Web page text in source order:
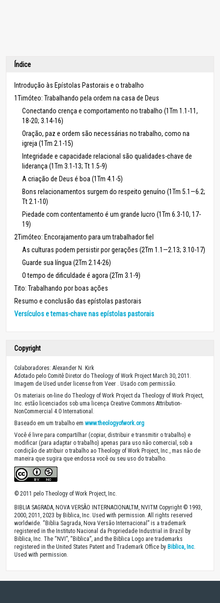
Índice
Introdução às Epístolas Pastorais e o trabalho
1Timóteo: Trabalhando pela ordem na casa de Deus
Conectando crença e comportamento no trabalho (1Tm 1.1-11,
18-20; 3.14-16)
Oração, paz e ordem são necessárias no trabalho, como na
igreja (1Tm 2.1-15)
Integridade e capacidade relacional são qualidades-chave de
liderança (1Tm 3.1-13; Tt 1.5-9)
A criação de Deus é boa (1Tm 4.1-5)
Bons relacionamentos surgem do respeito genuíno (1Tm 5.1—6.2;
Tt 2.1-10)
Piedade com contentamento é um grande lucro (1Tm 6.3-10, 17-
19)
2Timóteo: Encorajamento para um trabalhador fiel
As culturas podem persistir por gerações (2Tm 1.1—2.13; 3.10-17)
Guarde sua língua (2Tm 2.14-26)
O tempo de dificuldade é agora (2Tm 3.1-9)
Tito: Trabalhando por boas ações
Resumo e conclusão das epístolas pastorais
Versículos e temas-chave nas epístolas pastorais
Copyright
Colaboradores: Alexander N. Kirk
Adotado pelo Comitê Diretor do Theology of Work Project March 30, 2011.
Imagem de Used under license from Veer . Usado com permissão.
Os materiais on-line do Theology of Work Project da Theology of Work Project,
Inc. estão licenciados sob uma licença Creative Commons Attribution-
NonCommercial 4.0 International.
Baseado em um trabalho em www.theologyofwork.org
Você é livre para compartilhar (copiar, distribuir e transmitir o trabalho) e
modificar (para adaptar o trabalho) apenas para uso não comercial, sob a
condição de atribuir o trabalho ao Theology of Work Project, Inc., mas não de
maneira que sugira que endossa você ou seu uso do trabalho.
© 2011 pelo Theology of Work Project, Inc.
BIBLIA SAGRADA, NOVA VERSÃO INTERNACIONALTM, NVITM Copyright © 1993,
2000, 2011, 2023 by Biblica, Inc. Used with permission. All rights reserved
worldwide. “Biblia Sagrada, Nova Versão Internacional” is a trademark
registered in the Instituto Nacional da Propriedade Industrial in Brazil by
Biblica, Inc. The “NVI”, “Biblica”, and the Biblica Logo are trademarks
registered in the United States Patent and Trademark Office by Biblica, Inc
Used with permission.